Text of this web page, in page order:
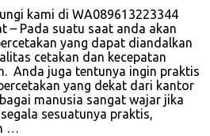
kami di WA089613223344
– Pada suatu saat anda akan
yang dapat diandalkan
cetakan dan kecepatan
Anda juga tentunya ingin praktis
yang dekat dari kantor
manusia sangat wajar jika
sesuatunya praktis,
…